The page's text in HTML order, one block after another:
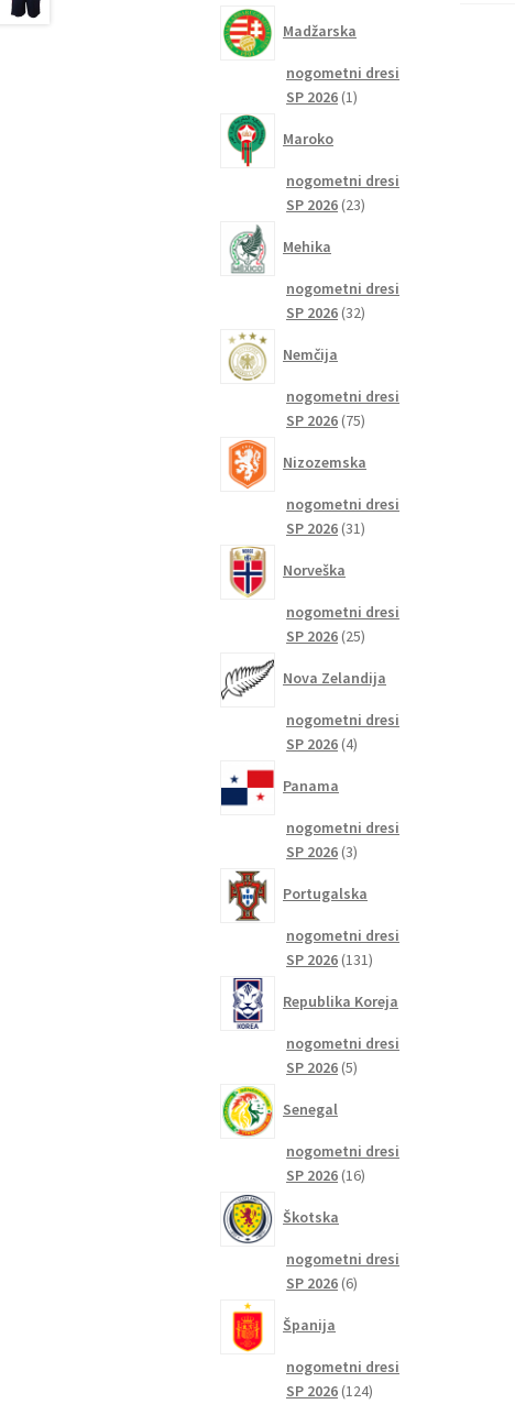
Madžarska
nogometni dresi
SP 2026 11
Maroko
nogometni dresi
SP 2026 2323
Mehika
nogometni dresi
SP 2026 3232
Nemčija
nogometni dresi
SP 2026 7575
Nizozemska
nogometni dresi
SP 2026 3131
Norveška
nogometni dresi
SP 2026 2525
Nova Zelandija
nogometni dresi
SP 2026 44
Panama
nogometni dresi
SP 2026 33
Portugalska
nogometni dresi
SP 2026 131131
Republika Koreja
nogometni dresi
SP 2026 55
Senegal
nogometni dresi
SP 2026 1616
Škotska
nogometni dresi
SP 2026 66
Španija
nogometni dresi
SP 2026 124124